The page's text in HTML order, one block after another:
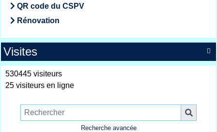
QR code du CSPV
Rénovation

Visites
530445 visiteurs
25 visiteurs en ligne
Recherche avancée